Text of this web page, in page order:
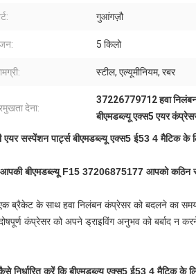
गुआंगज़ौ
5 किलो
स्टील, एल्यूमीनियम, रबर
देना:
37226779712 हवा
बीएमडब्ल्यू एक्स5 एयर
एयर सस्पेंशन पार्ट्स बीएमडब्ल्यू एक्स5 ई53 4 मैटिक
आपकी बीएमडब्ल्यू F15 37206875177 आपको कठिन
ब्रैकेट के साथ हवा निलंबन कंप्रेसर को बदलने का
कंप्रेसर को अपने ड्राइविंग अनुभव को बर्बाद न
निर्धारित करें कि बीएमडब्ल्यू एक्स5 ई53 4 मैटिक के